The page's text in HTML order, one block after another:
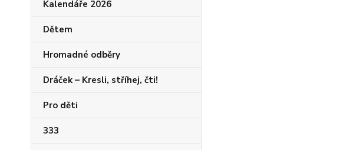
Kalendáře 2026
Dětem
Hromadné odběry
Dráček – Kresli, stříhej, čti!
Pro děti
333